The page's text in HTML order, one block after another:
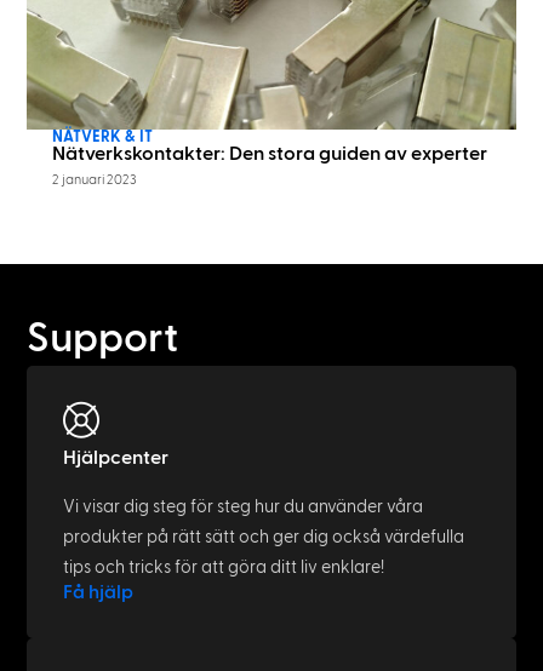
NÄTVERK & IT
Nätverkskontakter: Den stora guiden av experter
2 januari 2023
Support
Hjälpcenter
Vi visar dig steg för steg hur du använder våra
produkter på rätt sätt och ger dig också värdefulla
tips och tricks för att göra ditt liv enklare!
Få hjälp